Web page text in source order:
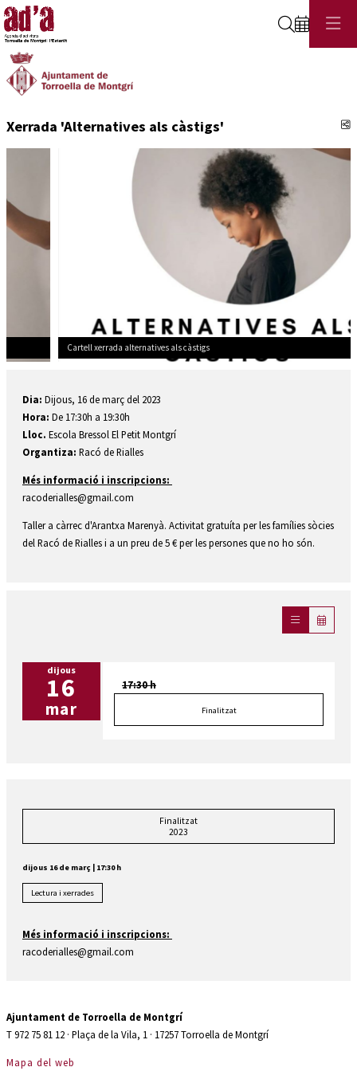
Cerca
Xerrada 'Alternatives als càstigs'
Cartell xerrada alternatives als càstigs
Dia: Dijous, 16 de març del 2023
Hora: De 17:30h a 19:30h
Lloc. Escola Bressol El Petit Montgrí
Organtiza: Racó de Rialles
Més informació i inscripcions:
racoderialles@gmail.com
Taller a càrrec d'Arantxa Marenyà. Activitat gratuíta per les famílies sòcies
del Racó de Rialles i a un preu de 5 € per les persones que no ho són.
dijous
16
mar
17:30 h
Finalitzat
Finalitzat
2023
dijous 16 de març | 17:30 h
Lectura i xerrades
Més informació i inscripcions:
racoderialles@gmail.com
Ajuntament de Torroella de Montgrí
T 972 75 81 12 · Plaça de la Vila, 1 · 17257 Torroella de Montgrí
Mapa del web